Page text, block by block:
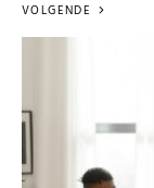
VOLGENDE